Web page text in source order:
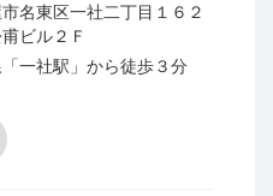
名東区一社二丁目１６２
ビル２Ｆ
一社駅」から徒歩３分